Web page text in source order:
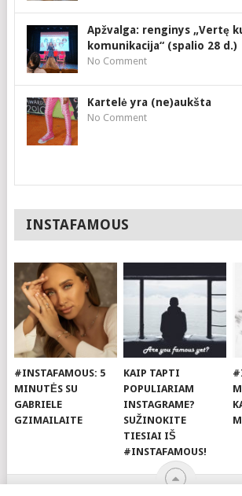
Apžvalga: renginys „Vertę
komunikacija“ (spalio 28 d.)
No Comment
Kartelė yra (ne)aukšta
No Comment
INSTAFAMOUS
#INSTAFAMOUS: 5
MINUTĖS SU
GABRIELE
GZIMAILAITE
KAIP TAPTI
POPULIARIAM
INSTAGRAME?
SUŽINOKITE
TIESIAI IŠ
#INSTAFAMOUS!